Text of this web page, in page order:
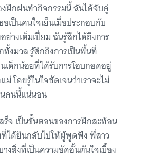
ฝึกฝนทำกิจกรรมนี้ ฉันได้จับคู่
เป็นคนใจเย็นเมื่อประกอบกับ
ย่างเต็มเปี่ยม ฉันรู้สึกได้ถึงการ
ทั้งมวล รู้สึกถึงการเป็นพื้นที่
เด็กน้อยที่ได้รับการโอบกอดอยู่
โดยรู้ในใจชัดเจนว่าเราจะไม่
คนนี้แน่นอน
ร็จ เป็นขั้นตอนของการฝึกสะท้อน
ได้ยินกลับไปให้ผู้พูดฟัง พี่สาว
งสิ่งที่เป็นความอัดอั้นตันใจเบื้อง